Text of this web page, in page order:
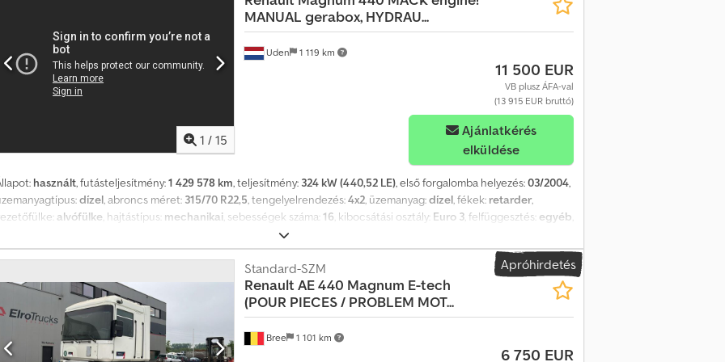
raktárkészlet új és használt alkatrészekből: Mindig a legjobb árakat kínáljuk. Látogasson el hozzánk, hogy megtekintse
teljes raktárunkat és további információkat kapjon. 130 000 m² területen, 20 000 m² raktárral és teljesen felszerelt
műhellyel várjuk Önt. Tekintse meg videónkat!
1 / 15
Uden 1 119 km
MANUAL gerabox, HYDRAU...
11 500 EUR
VB plusz ÁFA-val
(13 915 EUR bruttó)
Ajánlatkérés
elküldése
használt, futásteljesítmény:1 429 578 km, teljesítmény: 324 kW (440,52 LE), első forgalomba helyezés:03/2004,
dízel, abroncs méret: 315/70 R22,5, tengelyelrendezés:4x2, üzemanyag:dízel, fékek: retarder,
alvófülke, hajtástípus: mechanikai, sebességek száma:16, kibocsátási osztály: Euro 3, felfüggesztés: egyéb,
, teljes magasság:
ablakemelő, légkondicionálás, légterelő, légzsák, retarder, szervokormány, tempomat, = További
opciók és tartozékok = Dkodpfx Alozla Agsisr - Alumínium üzemanyagtartály - Tetős spoiler - Billentő hidraulika -
tengely (PTO) - Rádió/CD-lejátszó - Alvókabín - Indításgátló = További információk = Gumiszerelés:
315/70 R22,5 Első tengely: Kormányozható; Felfüggesztés: Laprugó Hátsó tengely: Kettős gumiszerelés; Felfüggesztés:
Üres súly: 7800 kg Referenciaszám: 89
Apróhirdetés
Bree 1 101 km
Standard-SZM
Renault AE 440 Magnum E-tech
(POUR PIECES / PROBLEM MOT...
6 750 EUR